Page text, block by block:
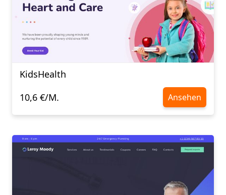
KidsHealth
10,6 €/M.
Ansehen